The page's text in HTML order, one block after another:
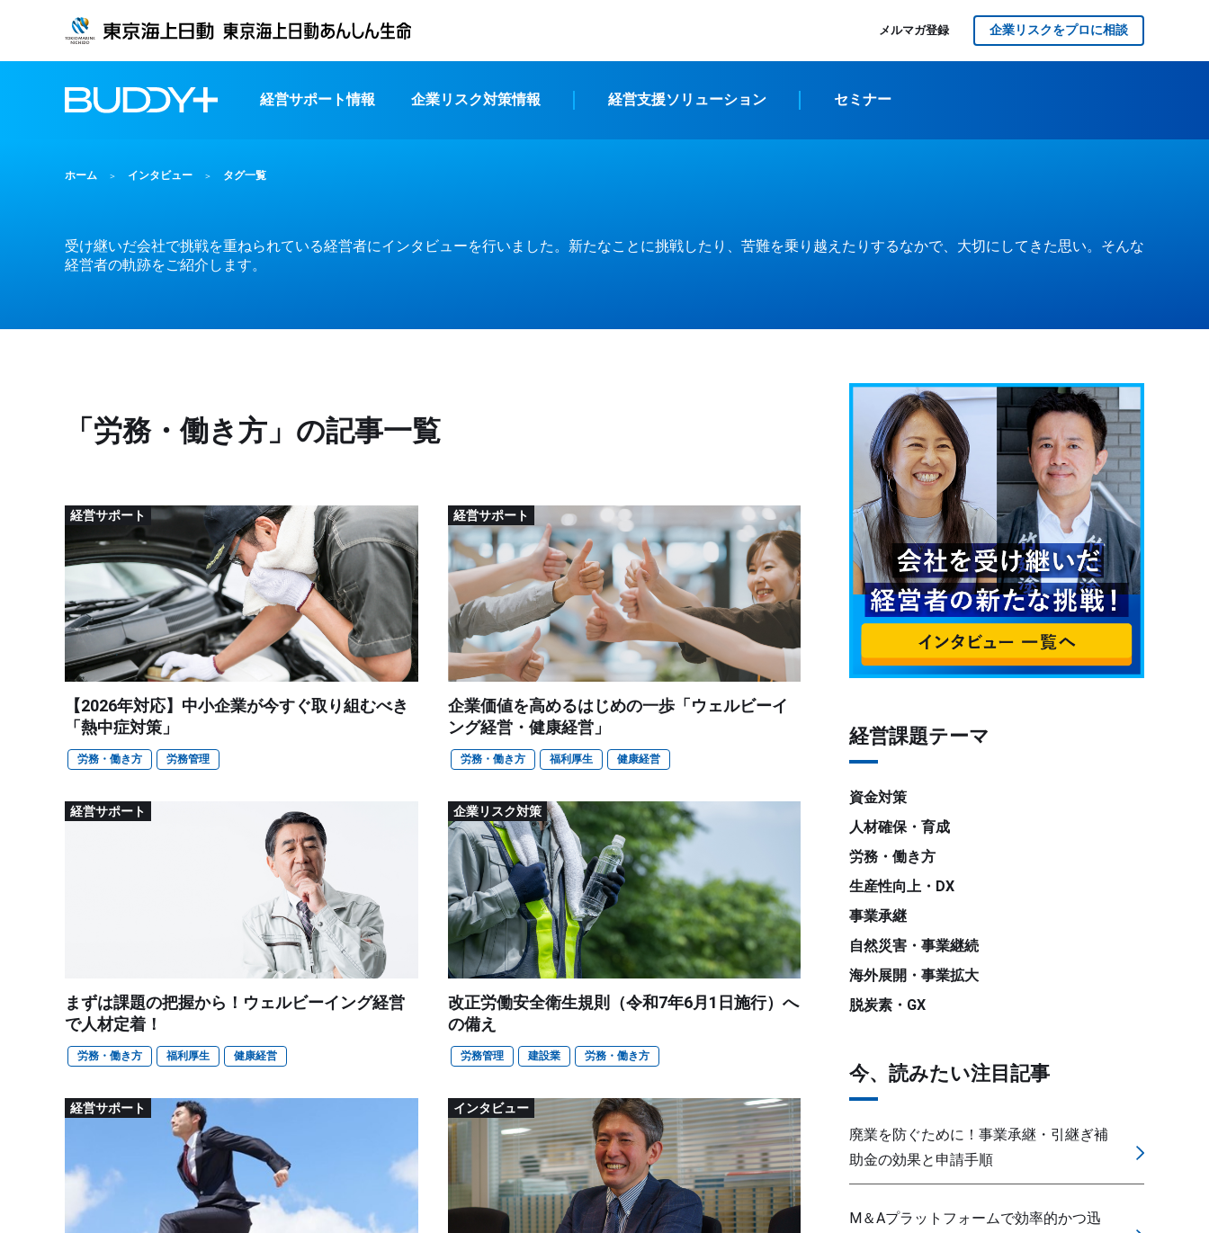
メルマガ登録 企業リスクをプロに相談
経営サポート情報 企業リスク対策情報 経営支援ソリューション セミナー
ホーム インタビュー タグ一覧
受け継いだ会社で挑戦を重ねられている経営者にインタビューを行いました。新たなことに挑戦したり、苦難を乗り越えたりするなかで、大切にしてきた思い。そんな
経営者の軌跡をご紹介します。
「労務・働き方」の記事一覧
経営サポート
【2026年対応】中小企業が今すぐ取り組むべき
「熱中症対策」
労務・働き方 労務管理
経営サポート
企業価値を高めるはじめの一歩「ウェルビーイ
ング経営・健康経営」
労務・働き方 福利厚生 健康経営
経営サポート
まずは課題の把握から！ウェルビーイング経営
で人材定着！
労務・働き方 福利厚生 健康経営
企業リスク対策
改正労働安全衛生規則（令和7年6月1日施行）へ
の備え
労務管理 建設業 労務・働き方
経営サポート インタビュー
経営課題テーマ
資金対策
人材確保・育成
労務・働き方
生産性向上・DX
事業承継
自然災害・事業継続
海外展開・事業拡大
脱炭素・GX
今、読みたい注目記事
廃業を防ぐために！事業承継・引継ぎ補
助金の効果と申請手順
M＆Aプラットフォームで効率的かつ迅